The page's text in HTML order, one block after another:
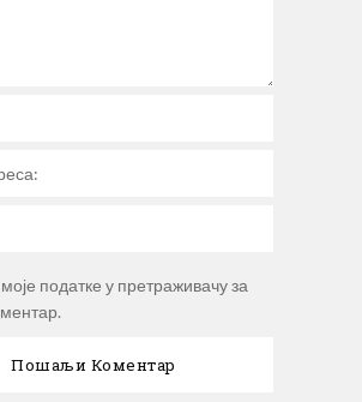
податке у претраживачу за